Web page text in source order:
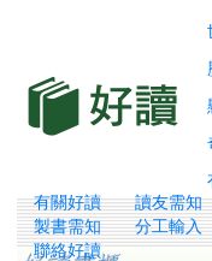
有關好讀 讀友需知
製書需知
分工輸入
聯絡好讀